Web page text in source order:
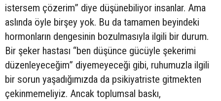
istersem çözerim” diye düşünebiliyor insanlar. Ama
aslında öyle birşey yok. Bu da tamamen beyindeki
hormonların dengesinin bozulmasıyla ilgili bir durum.
Bir şeker hastası “ben düşünce gücüyle şekerimi
düzenleyeceğim” diyemeyeceği gibi, ruhumuzla ilgili
bir sorun yaşadığımızda da psikiyatriste gitmekten
çekinmemeliyiz. Ancak toplumsal baskı,